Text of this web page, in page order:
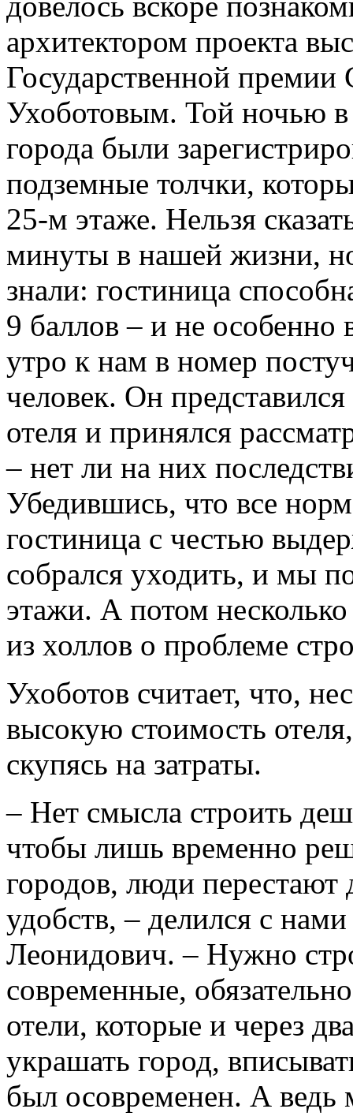
архитектором проекта
Государственной
Ухоботовым. Той ночью
города были
подземные толчки,
25-м этаже. Нельзя
минуты в нашей жизни,
знали: гостиница
9 баллов – и не
утро к нам в номер
человек. Он
отеля и принялся
– нет ли на них
Убедившись, что все
гостиница с честью
собрался уходить, и мы
этажи. А потом
из холлов о проблеме
Ухоботов считает, что,
высокую стоимость
скупясь на затраты.
– Нет смысла строить
чтобы лишь временно
городов, люди перестают
удобств, – делился с
Леонидович. – Нужно
современные,
отели, которые и через
украшать город,
был осовременен. А ведь